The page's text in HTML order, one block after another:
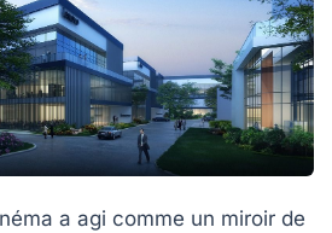
a agi comme un miroir de